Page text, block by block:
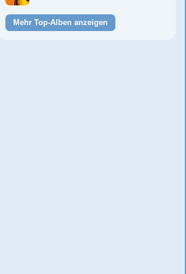
Mehr Top-Alben anzeigen